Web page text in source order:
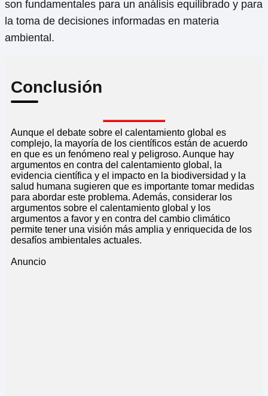
son fundamentales para un análisis equilibrado y para
la toma de decisiones informadas en materia
ambiental.
Conclusión
Aunque el debate sobre el calentamiento global es
complejo, la mayoría de los científicos están de acuerdo
en que es un fenómeno real y peligroso. Aunque hay
argumentos en contra del calentamiento global, la
evidencia científica y el impacto en la biodiversidad y la
salud humana sugieren que es importante tomar medidas
para abordar este problema. Además, considerar los
argumentos sobre el calentamiento global y los
argumentos a favor y en contra del cambio climático
permite tener una visión más amplia y enriquecida de los
desafíos ambientales actuales.
Anuncio